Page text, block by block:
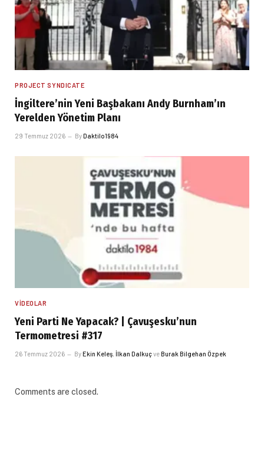
PROJECT SYNDICATE
İngiltere’nin Yeni Başbakanı Andy Burnham’ın
Yerelden Yönetim Planı
29 Temmuz 2026 ByDaktilo1984
VIDEOLAR
Yeni Parti Ne Yapacak? | Çavuşesku’nun
Termometresi #317
26 Temmuz 2026 ByEkin Keleş, İlkan DalkuçveBurak Bilgehan Özpek
Comments are closed.